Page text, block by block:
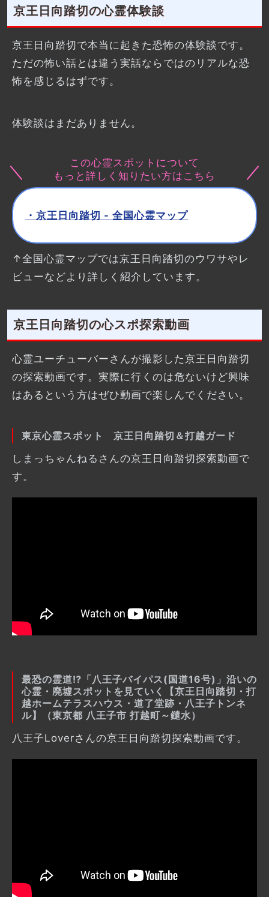
京王日向踏切の心霊体験談
京王日向踏切で本当に起きた恐怖の体験談です。
ただの怖い話とは違う実話ならではのリアルな恐
怖を感じるはずです。
体験談はまだありません。
この心霊スポットについて
もっと詳しく知りたい方はこちら
・京王日向踏切 - 全国心霊マップ
↑全国心霊マップでは京王日向踏切のウワサやレ
ビューなどより詳しく紹介しています。
京王日向踏切の心スポ探索動画
心霊ユーチューバーさんが撮影した京王日向踏切
の探索動画です。実際に行くのは危ないけど興味
はあるという方はぜひ動画で楽しんでください。
東京心霊スポット 京王日向踏切＆打越ガード
しまっちゃんねるさんの京王日向踏切探索動画で
す。
最恐の霊道⁉「八王子バイパス(国道16号)」沿いの
心霊・廃墟スポットを見ていく【京王日向踏切・打
越ホームテラスハウス・道了堂跡・八王子トンネ
ル】（東京都 八王子市 打越町～鑓水）
八王子Loverさんの京王日向踏切探索動画です。